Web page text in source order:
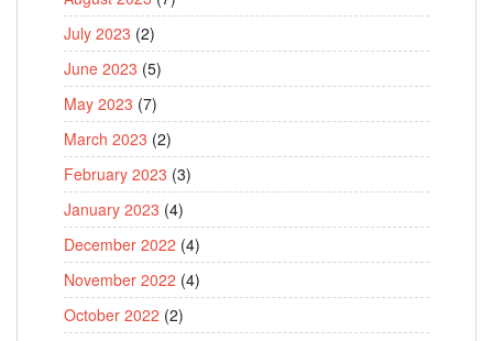
July 2023 (2)
June 2023 (5)
May 2023 (7)
March 2023 (2)
February 2023 (3)
January 2023 (4)
December 2022 (4)
November 2022 (4)
October 2022 (2)